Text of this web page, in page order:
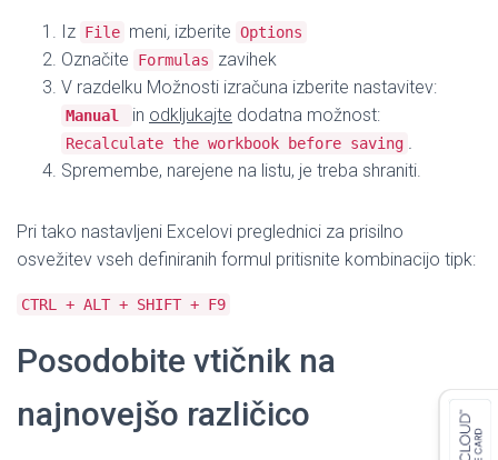
Iz File meni, izberite Options
Označite Formulas
zavihek
V razdelku Možnosti izračuna izberite nastavitev:
Manual in odkljukajte dodatna možnost:
Recalculate the workbook before saving .
Spremembe, narejene na listu, je treba shraniti.
Pri tako nastavljeni Excelovi preglednici za prisilno
osvežitev vseh definiranih formul pritisnite kombinacijo tipk:
CTRL + ALT + SHIFT + F9
Posodobite vtičnik na
najnovejšo različico